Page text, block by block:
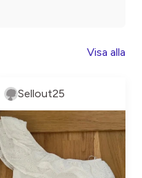
Visa alla
Sellout25